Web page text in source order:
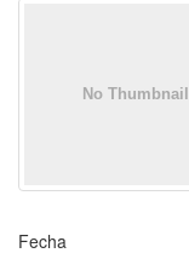
Fecha